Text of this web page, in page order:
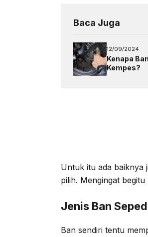
Baca Juga
12/09/2024
Kenapa
Kempes?
Untuk itu ada baiknya
pilih. Mengingat
Jenis Ban
Ban sendiri tentu